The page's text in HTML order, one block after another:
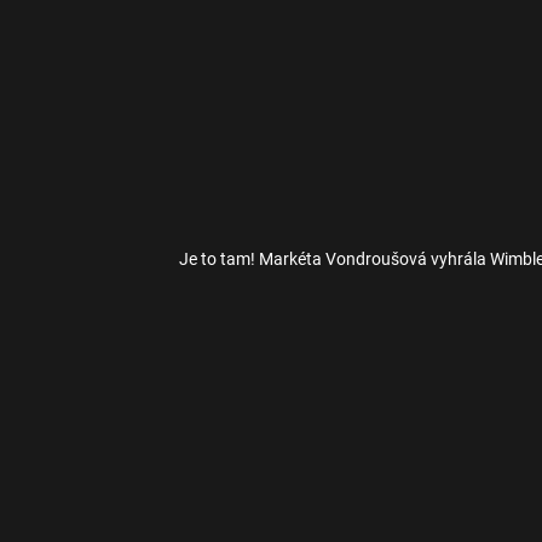
Je to tam! Markéta Vondroušová vyhrála